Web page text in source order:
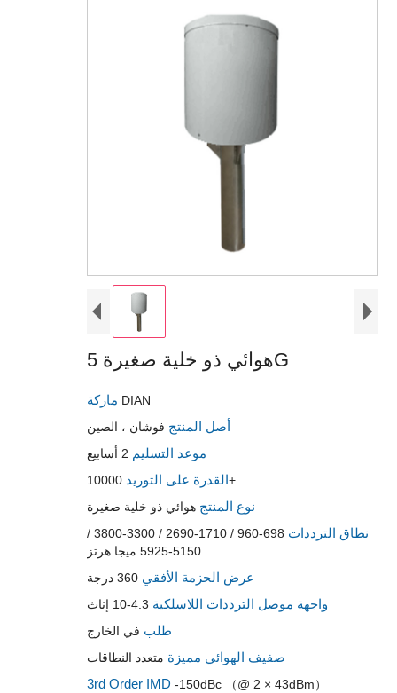
هوائي ذو خلية صغيرة 5G
DIAN
أصل المنتج فوشان ، الصين
موعد التسليم 2 أسابيع
القدرة على التوريد10000+
نوع المنتجهوائي ذو خلية صغيرة
نطاق الترددات
698-960 / 1710-2690 / 3300-3800 /
5150-5925 ميجا هرتز
عرض الحزمة الأفقي360 درجة
واجهة موصل الترددات اللاسلكية 4.3-10 إناث
طلب في الخارج
صفيف الهوائي مميزة متعدد النطاقات
3rd Order IMD -150dBc （@ 2 × 43dBm）